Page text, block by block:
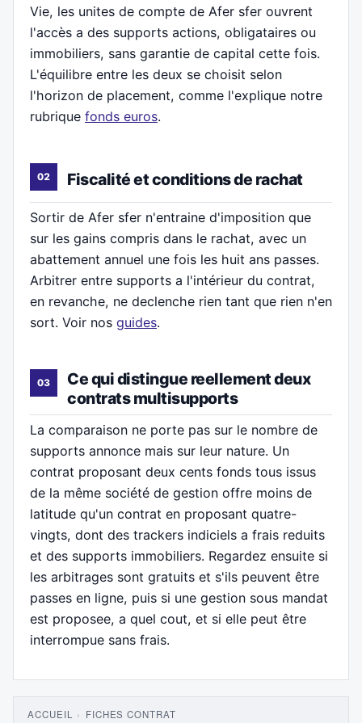
Vie, les unites de compte de Afer sfer ouvrent
l'accès a des supports actions, obligataires ou
immobiliers, sans garantie de capital cette fois.
L'équilibre entre les deux se choisit selon
l'horizon de placement, comme l'explique notre
rubrique fonds euros.
Fiscalité et conditions de rachat
Sortir de Afer sfer n'entraine d'imposition que
sur les gains compris dans le rachat, avec un
abattement annuel une fois les huit ans passes.
Arbitrer entre supports a l'intérieur du contrat,
en revanche, ne declenche rien tant que rien n'en
sort. Voir nos guides.
Ce qui distingue reellement deux
contrats multisupports
La comparaison ne porte pas sur le nombre de
supports annonce mais sur leur nature. Un
contrat proposant deux cents fonds tous issus
de la même société de gestion offre moins de
latitude qu'un contrat en proposant quatre-
vingts, dont des trackers indiciels a frais reduits
et des supports immobiliers. Regardez ensuite si
les arbitrages sont gratuits et s'ils peuvent être
passes en ligne, puis si une gestion sous mandat
est proposee, a quel cout, et si elle peut être
interrompue sans frais.
ACCUEIL › FICHES CONTRAT